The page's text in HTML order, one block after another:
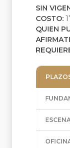
SIN
COSTO:
QUIEN